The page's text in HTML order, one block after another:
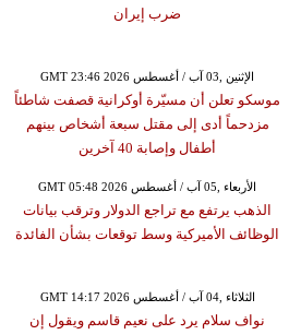
ضرب إيران
GMT 23:46 2026 الإثنين ,03 آب / أغسطس
موسكو تعلن أن مسيّرة أوكرانية قصفت شاطئاً
مزدحماً أدى إلى مقتل سبعة أشخاص بينهم
أطفال وإصابة 40 آخرين
GMT 05:48 2026 الأربعاء ,05 آب / أغسطس
الذهب يرتفع مع تراجع الدولار وترقب بيانات
الوظائف الأميركية وسط توقعات بشأن الفائدة
GMT 14:17 2026 الثلاثاء ,04 آب / أغسطس
نواف سلام يرد على نعيم قاسم ويقول إن